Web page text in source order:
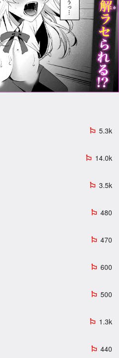
emoji_flags 5.3k
emoji_flags 14.0k
emoji_flags 3.5k
emoji_flags 480
emoji_flags 470
emoji_flags 600
emoji_flags 500
emoji_flags 1.3k
emoji_flags 440